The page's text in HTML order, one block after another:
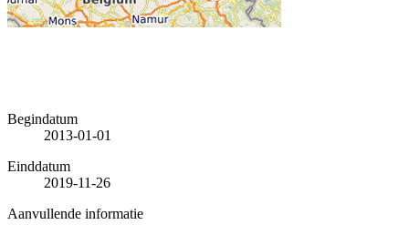
Begindatum
2013-01-01
Einddatum
2019-11-26
Aanvullende informatie